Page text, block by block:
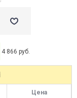
4 866 руб.
Цена